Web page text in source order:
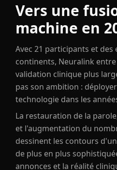
Vers une
machine en
Avec 21 participants et des
continents, Neuralink
validation clinique plus
pas son ambition :
technologie dans les
La restauration de la
et l'augmentation du
dessinent les contours
de plus en plus
annonces et la réalité